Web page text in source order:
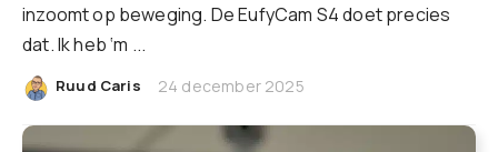
inzoomt op beweging. De EufyCam S4 doet precies
dat. Ik heb ‘m ...
Ruud Caris 24 december 2025